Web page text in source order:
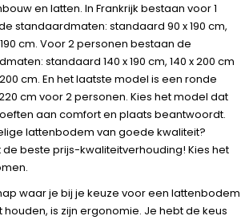
en latten. In Frankrijk bestaan voor 1
standaardmaten: standaard 90 x 190 cm,
190 cm. Voor 2 personen bestaan de
standaard 140 x 190 cm, 140 x 200 cm
cm. En het laatste model is een ronde
cm voor 2 personen. Kies het model dat
aan comfort en plaats beantwoordt.
lattenbodem van goede kwaliteit?
beste prijs-kwaliteitverhouding! Kies het
waar je bij je keuze voor een lattenbodem
is zijn ergonomie. Je hebt de keus